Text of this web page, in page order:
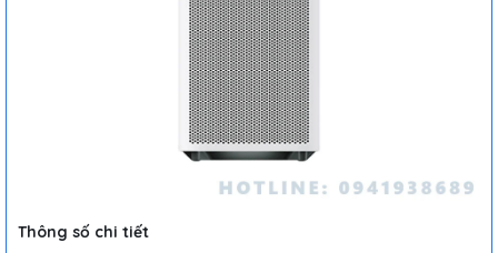
Thông số chi tiết